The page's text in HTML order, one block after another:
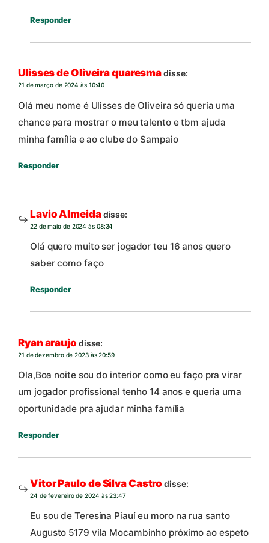
Responder
Ulisses de Oliveira quaresmadisse:
21 de março de 2024 às 10:40
Olá meu nome é Ulisses de Oliveira só queria uma
chance para mostrar o meu talento e tbm ajuda
minha família e ao clube do Sampaio
Responder
Lavio Almeidadisse:
22 de maio de 2024 às 08:34
Olá quero muito ser jogador teu 16 anos quero
saber como faço
Responder
Ryan araujo disse:
21 de dezembro de 2023 às 20:59
Ola,Boa noite sou do interior como eu faço pra virar
um jogador profissional tenho 14 anos e queria uma
oportunidade pra ajudar minha família
Responder
Vitor Paulo de Silva Castro disse:
24 de fevereiro de 2024 às 23:47
Eu sou de Teresina Piauí eu moro na rua santo
Augusto 5179 vila Mocambinho próximo ao espeto